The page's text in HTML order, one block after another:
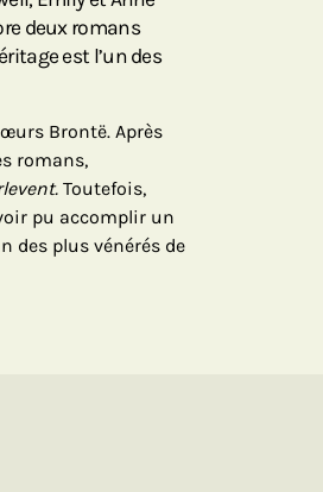
deux romans
est l’un des
Brontë. Après
romans,
Toutefois,
pu accomplir un
des plus vénérés de